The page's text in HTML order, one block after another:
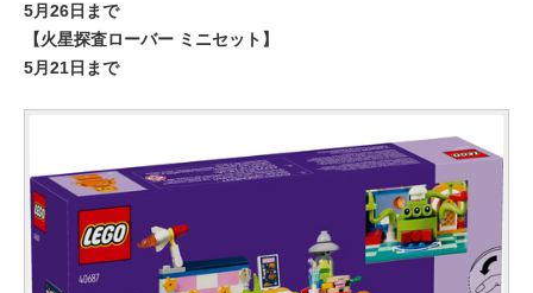
5月26日まで
【火星探査ローバー ミニセット】
5月21日まで